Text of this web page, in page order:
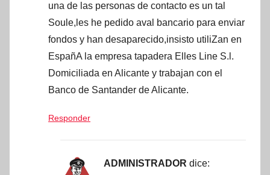
una de las personas de contacto es un tal
Soule,les he pedido aval bancario para enviar
fondos y han desaparecido,insisto utiliZan en
EspañA la empresa tapadera Elles Line S.l.
Domiciliada en Alicante y trabajan con el
Banco de Santander de Alicante.
Responder
ADMINISTRADOR dice: